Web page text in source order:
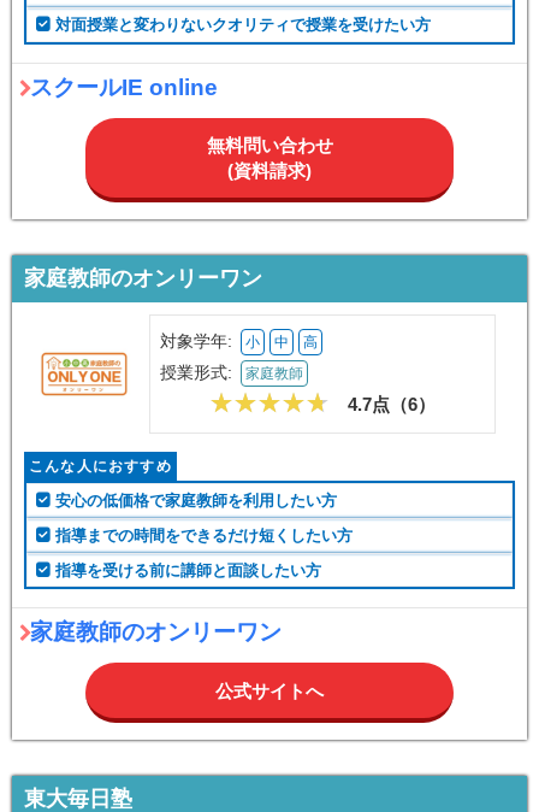
対面授業と変わりないクオリティで授業を受けたい方
スクールIE online
無料問い合わせ
(資料請求)
家庭教師のオンリーワン
対象学年: 小 中 高
授業形式: 家庭教師
4.7点（6）
こんな人におすすめ
安心の低価格で家庭教師を利用したい方
指導までの時間をできるだけ短くしたい方
指導を受ける前に講師と面談したい方
家庭教師のオンリーワン
公式サイトへ
東大毎日塾